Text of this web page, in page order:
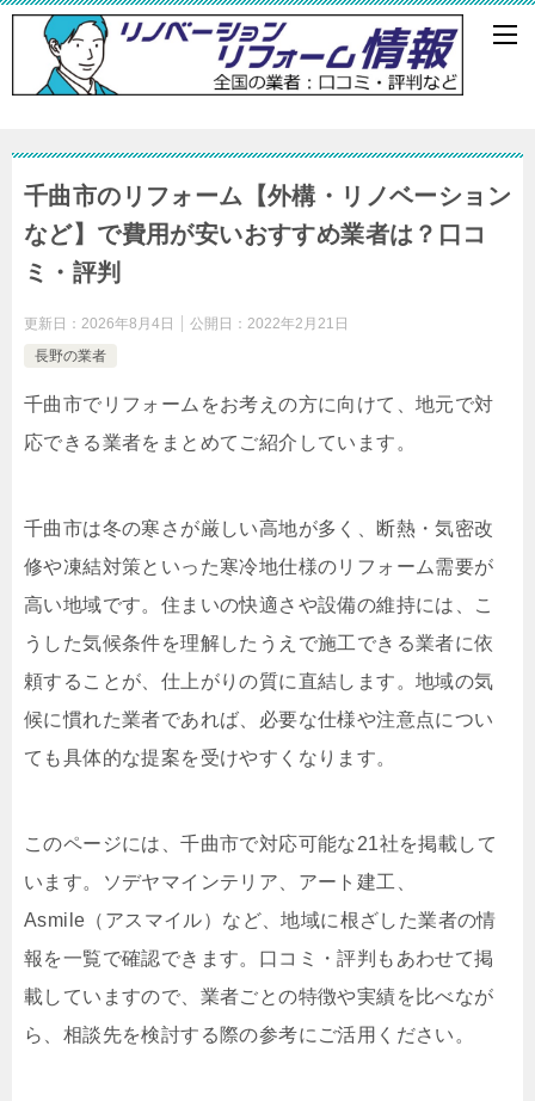
千曲市のリフォーム【外構・リノベーション
など】で費用が安いおすすめ業者は？口コ
ミ・評判
更新日： 2026年8月4日 公開日： 2022年2月21日
長野の業者
千曲市でリフォームをお考えの方に向けて、地元で対
応できる業者をまとめてご紹介しています。
千曲市は冬の寒さが厳しい高地が多く、断熱・気密改
修や凍結対策といった寒冷地仕様のリフォーム需要が
高い地域です。住まいの快適さや設備の維持には、こ
うした気候条件を理解したうえで施工できる業者に依
頼することが、仕上がりの質に直結します。地域の気
候に慣れた業者であれば、必要な仕様や注意点につい
ても具体的な提案を受けやすくなります。
このページには、千曲市で対応可能な21社を掲載して
います。ソデヤマインテリア、アート建工、
Asmile（アスマイル）など、地域に根ざした業者の情
報を一覧で確認できます。口コミ・評判もあわせて掲
載していますので、業者ごとの特徴や実績を比べなが
ら、相談先を検討する際の参考にご活用ください。